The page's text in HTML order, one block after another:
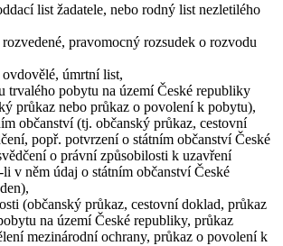
list žadatele, nebo rodný list nezletilého
pravomocný rozsudek o rozvodu
úmrtní list,
trvalého pobytu na území České republiky
průkaz nebo průkaz o povolení k pobytu),
občanství (tj. občanský průkaz, cestovní
popř. potvrzení o státním občanství České
o právní způsobilosti k uzavření
v něm údaj o státním občanství České
(občanský průkaz, cestovní doklad, průkaz
na území České republiky, průkaz
mezinárodní ochrany, průkaz o povolení k